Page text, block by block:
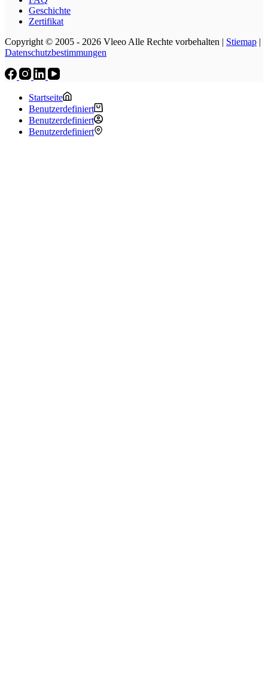
Geschichte
Zertifikat
Copyright © 2005 - 2026 Vleeo Alle Rechte vorbehalten | Stiemap |
Datenschutzbestimmungen
Startseite
Benutzerdefiniert
Benutzerdefiniert
Benutzerdefiniert